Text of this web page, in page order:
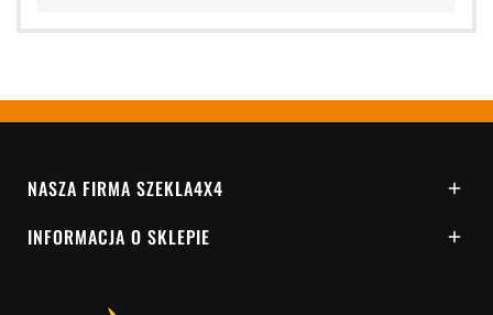
NASZA FIRMA SZEKLA4X4 
INFORMACJA O SKLEPIE 